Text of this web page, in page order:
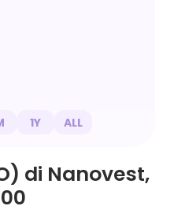
1Y ALL
di Nanovest,